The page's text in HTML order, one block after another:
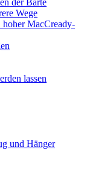
der Bärte
Wege
MacCready-
lassen
und Hänger